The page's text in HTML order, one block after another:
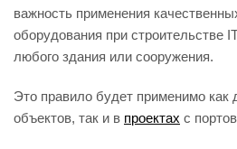
важность применения
оборудования при строительстве
любого здания или сооружения.
Это правило будет применимо как
объектов, так и в проектах с